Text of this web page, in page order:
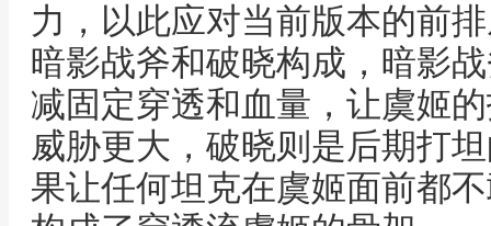
力，以此应对当前版本的前
暗影战斧和破晓构成，暗影
减固定穿透和血量，让虞姬
威胁更大，破晓则是后期打
果让任何坦克在虞姬面前都